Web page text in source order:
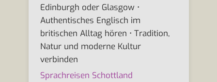
Edinburgh oder Glasgow •
Authentisches Englisch im
britischen Alltag hören • Tradition,
Natur und moderne Kultur
verbinden
Sprachreisen Schottland